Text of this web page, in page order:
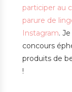
participer au
parure de
Instagram.
concours
produits de
!